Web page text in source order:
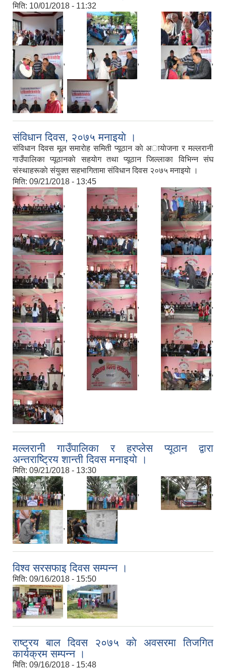
मिति: 10/01/2018 - 11:32
, , ,
, , ,
,
संविधान दिवस, २०७५ मनाइयाे ।
संविधान दिवस मूल समाराेह समिती प्यूठान काे अायाेजना र मल्लरानी
गाउँपालिका प्यूठानकाे सहयाेग तथा प्यूठान जिल्लाका विभिन्न संघ
संस्थाहरूकाे संयुक्त सहभागितामा संविधान दिवस २०७५ मनाइयाे ।
मिति: 09/21/2018 - 13:45
, , ,
, , ,
, , ,
, , ,
, , ,
, , ,
मल्लरानी गाउँपालिका र हरप्लेस प्यूठान द्वारा
अन्तराष्ट्रिय शान्ती दिवस मनाइयाे ।
मिति: 09/21/2018 - 13:30
, , ,
,
विश्व सरसफाइ दिवस सम्पन्न ।
मिति: 09/16/2018 - 15:50
,
राष्ट्रय बाल दिवस २०७५ काे अवसरमा तिजगित
कार्यक्रम सम्पन्न ।
मिति: 09/16/2018 - 15:48